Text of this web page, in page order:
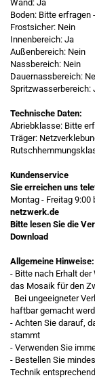
Wand: Ja
Boden: Bitte erfragen
Frostsicher: Nein
Innenbereich: Ja
Außenbereich: Nein
Nassbereich: Nein
Dauernassbereich:
Spritzwasserbereich:
Technische Daten:
Abriebklasse: Bitte
Träger:
Kundenservice
Sie erreichen uns
Montag - Freitag 9:00
netzwerk.de
Bitte lesen Sie die
Download
Allgemeine Hinweise:
- Bitte nach Erhalt
das Mosaik für den
Bei ungeeigneter
haftbar gemacht
- Achten Sie darauf,
stammt
- Verwenden Sie
- Bestellen Sie
Technik